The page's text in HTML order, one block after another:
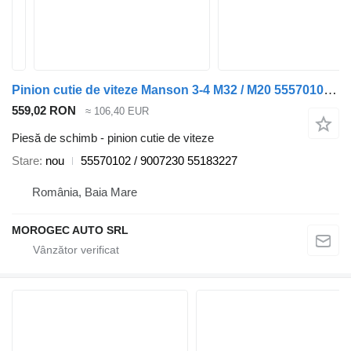
Pinion cutie de viteze Manson 3-4 M32 / M20 55570102 pentru automobil Alfa Romeo 159
559,02 RON ≈ 106,40 EUR
Piesă de schimb - pinion cutie de viteze
Stare nou 55570102 / 9007230 55183227
România, Baia Mare
MOROGEC AUTO SRL